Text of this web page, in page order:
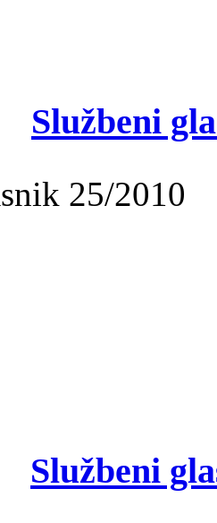
Službeni
25/2010
Službeni